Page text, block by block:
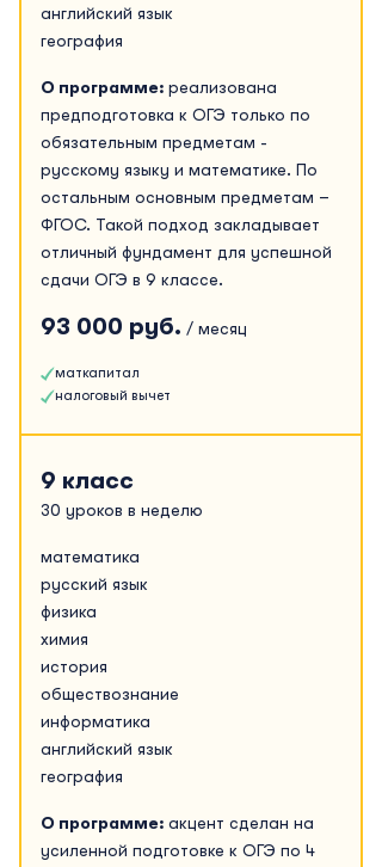
английский язык
география
О программе: реализована
предподготовка к ОГЭ только по
обязательным предметам -
русскому языку и математике. По
остальным основным предметам –
ФГОС. Такой подход закладывает
отличный фундамент для успешной
сдачи ОГЭ в 9 классе.
93 000 руб. / месяц
маткапитал
налоговый вычет
9 класс
30 уроков в неделю
математика
русский язык
физика
химия
история
обществознание
информатика
английский язык
география
О программе: акцент сделан на
усиленной подготовке к ОГЭ по 4